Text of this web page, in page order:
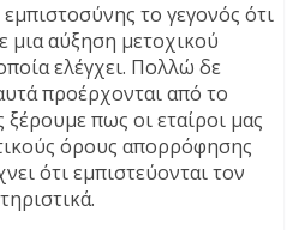
το γεγονός ότι
μια αύξηση μετοχικού
ελέγχει. Πολλώ δε
προέρχονται από το
πως οι εταίροι μας
όρους απορρόφησης
ότι εμπιστεύονται τον